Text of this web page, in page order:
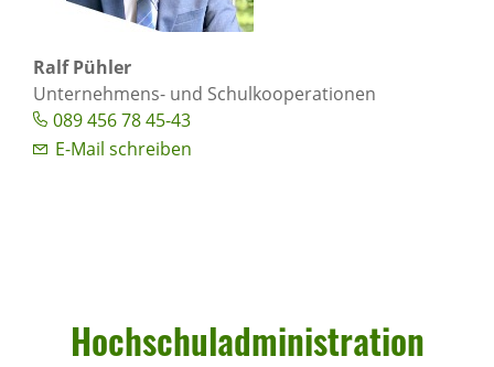
Ralf Pühler
Unternehmens- und Schulkooperationen
089 456 78 45-43
E-Mail schreiben
Hoch­schul­ad­mi­nis­tra­tion